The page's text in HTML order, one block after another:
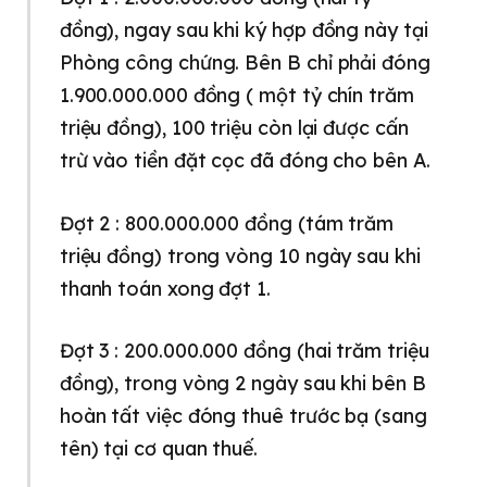
đồng), ngay sau khi ký hợp đồng này tại
Phòng công chứng. Bên B chỉ phải đóng
1.900.000.000 đồng ( một tỷ chín trăm
triệu đồng), 100 triệu còn lại được cấn
trừ vào tiền đặt cọc đã đóng cho bên A.
Đợt 2 : 800.000.000 đồng (tám trăm
triệu đồng) trong vòng 10 ngày sau khi
thanh toán xong đợt 1.
Đợt 3 : 200.000.000 đồng (hai trăm triệu
đồng), trong vòng 2 ngày sau khi bên B
hoàn tất việc đóng thuê trước bạ (sang
tên) tại cơ quan thuế.